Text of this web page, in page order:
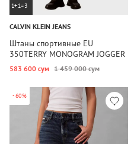
1+1=3
CALVIN KLEIN JEANS
Штаны спортивные EU
350TERRY MONOGRAM JOGGER
583 600 сум 1 459 000 сум
-60%